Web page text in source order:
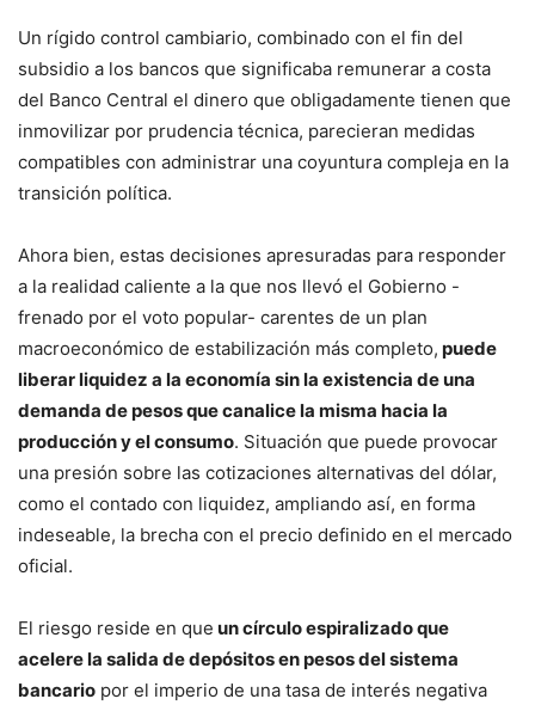
Un rígido control cambiario, combinado con el fin del
subsidio a los bancos que significaba remunerar a costa
del Banco Central el dinero que obligadamente tienen que
inmovilizar por prudencia técnica, parecieran medidas
compatibles con administrar una coyuntura compleja en la
transición política.
Ahora bien, estas decisiones apresuradas para responder
a la realidad caliente a la que nos llevó el Gobierno -
frenado por el voto popular- carentes de un plan
macroeconómico de estabilización más completo, puede
liberar liquidez a la economía sin la existencia de una
demanda de pesos que canalice la misma hacia la
producción y el consumo. Situación que puede provocar
una presión sobre las cotizaciones alternativas del dólar,
como el contado con liquidez, ampliando así, en forma
indeseable, la brecha con el precio definido en el mercado
oficial.
El riesgo reside en que un círculo espiralizado que
acelere la salida de depósitos en pesos del sistema
bancario por el imperio de una tasa de interés negativa